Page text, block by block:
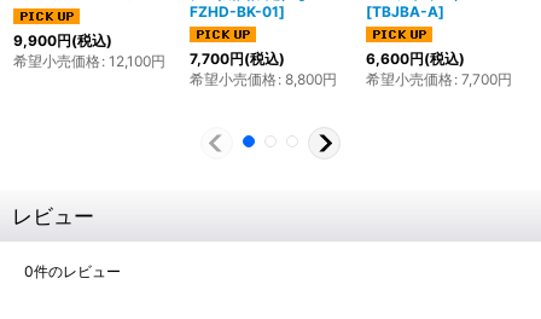
9,900円(税込)
希望小売価格: 12,100円
FZHD-BK-01]
7,700円(税込)
希望小売価格: 8,800円
[TBJBA-A]
6,600円(税込)
希望小売価格: 7,700円
レビュー
0件のレビュー